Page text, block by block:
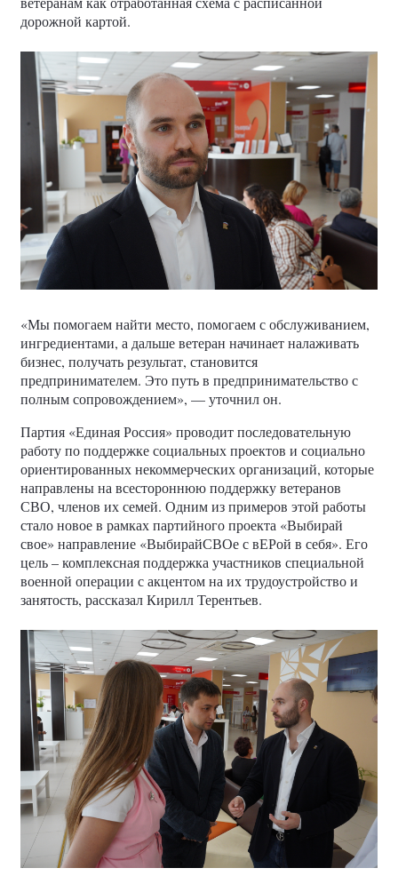
дорожной картой.
«Мы помогаем найти место, помогаем с обслуживанием,
ингредиентами, а дальше ветеран начинает налаживать
бизнес, получать результат, становится
предпринимателем. Это путь в предпринимательство с
полным сопровождением», — уточнил он.
Партия «Единая Россия» проводит последовательную
работу по поддержке социальных проектов и социально
ориентированных некоммерческих организаций, которые
направлены на всестороннюю поддержку ветеранов
СВО, членов их семей. Одним из примеров этой работы
стало новое в рамках партийного проекта «Выбирай
свое» направление «ВыбирайСВОе с вЕРой в себя». Его
цель – комплексная поддержка участников специальной
военной операции с акцентом на их трудоустройство и
занятость, рассказал Кирилл Терентьев.